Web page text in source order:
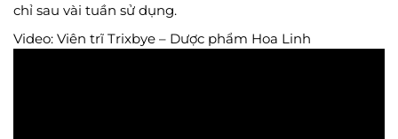
chỉ sau vài tuần sử dụng.
Video: Viên trĩ Trixbye – Dược phẩm Hoa Linh